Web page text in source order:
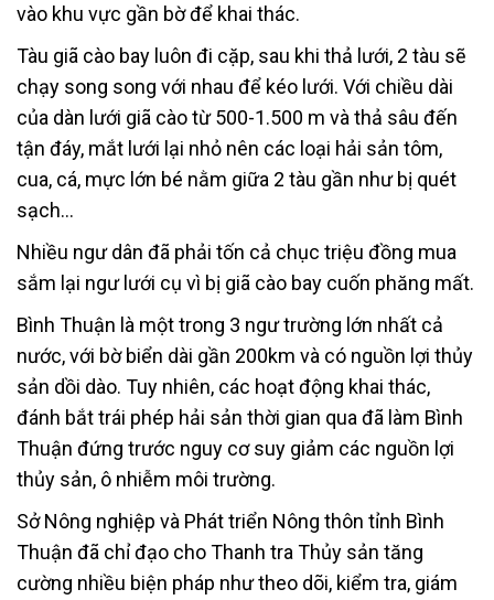
vào khu vực gần bờ để khai thác.
Tàu giã cào bay luôn đi cặp, sau khi thả lưới, 2 tàu sẽ
chạy song song với nhau để kéo lưới. Với chiều dài
của dàn lưới giã cào từ 500-1.500 m và thả sâu đến
tận đáy, mắt lưới lại nhỏ nên các loại hải sản tôm,
cua, cá, mực lớn bé nằm giữa 2 tàu gần như bị quét
sạch…
Nhiều ngư dân đã phải tốn cả chục triệu đồng mua
sắm lại ngư lưới cụ vì bị giã cào bay cuốn phăng mất.
Bình Thuận là một trong 3 ngư trường lớn nhất cả
nước, với bờ biển dài gần 200km và có nguồn lợi thủy
sản dồi dào. Tuy nhiên, các hoạt động khai thác,
đánh bắt trái phép hải sản thời gian qua đã làm Bình
Thuận đứng trước nguy cơ suy giảm các nguồn lợi
thủy sản, ô nhiễm môi trường.
Sở Nông nghiệp và Phát triển Nông thôn tỉnh Bình
Thuận đã chỉ đạo cho Thanh tra Thủy sản tăng
cường nhiều biện pháp như theo dõi, kiểm tra, giám